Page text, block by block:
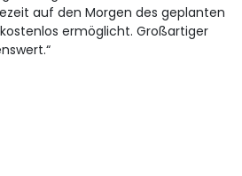
auf den Morgen des geplanten
ermöglicht. Großartiger